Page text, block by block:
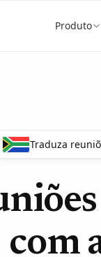
Produto
Traduza
com